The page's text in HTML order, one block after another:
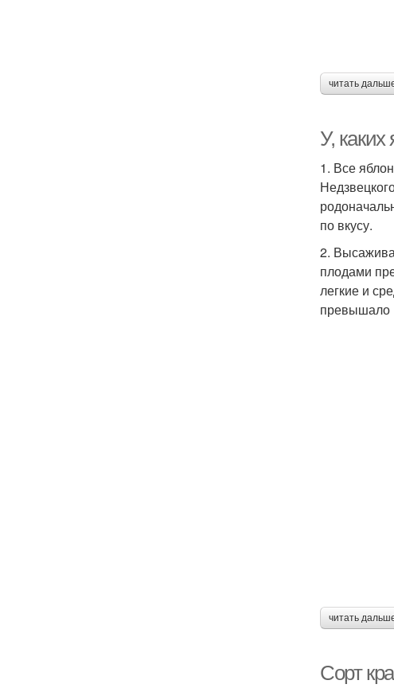
Фото
читать
У,
1. Все
по вкусу.
2.
плодами
легкие и
превышало
читать
Сорт